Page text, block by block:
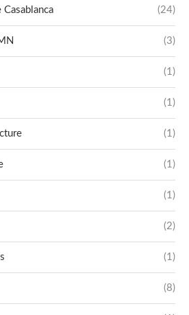
Casablanca (24)
(3)
(1)
(1)
(1)
(1)
(1)
(2)
(1)
(8)